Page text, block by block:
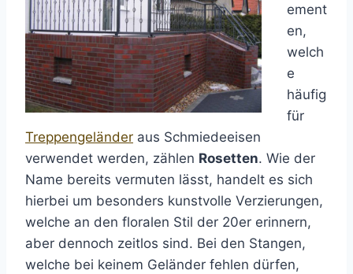
ement
en,
welch
e
häufig
für
Treppengeländer aus Schmiedeeisen
verwendet werden, zählen Rosetten. Wie der
Name bereits vermuten lässt, handelt es sich
hierbei um besonders kunstvolle Verzierungen,
welche an den floralen Stil der 20er erinnern,
aber dennoch zeitlos sind. Bei den Stangen,
welche bei keinem Geländer fehlen dürfen,